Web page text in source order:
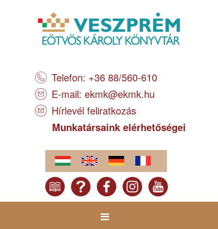
Telefon: +36 88/560-610
E-mail: ekmk@ekmk.hu
Hírlevél feliratkozás
Munkatársaink elérhetőségei